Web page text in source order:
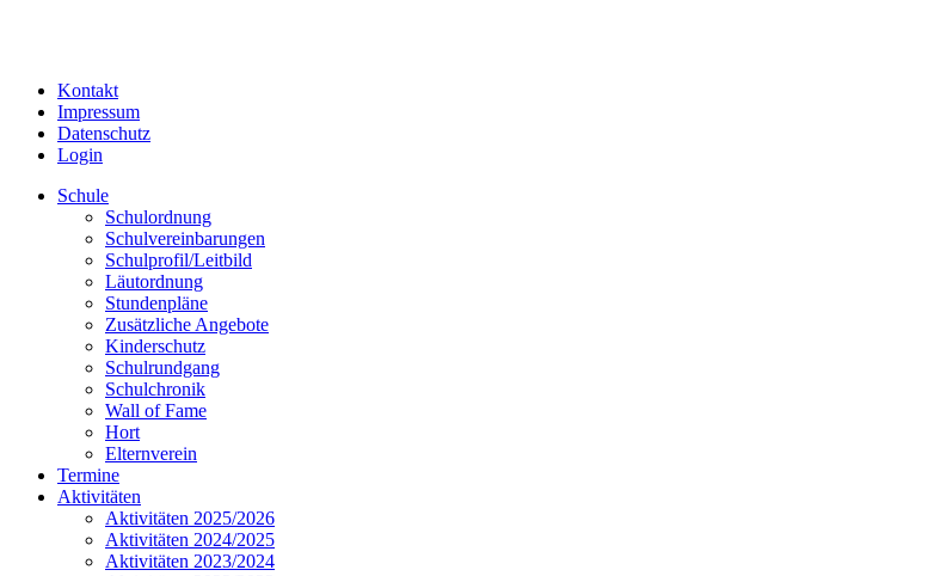
Kontakt
Impressum
Datenschutz
Login
Schule
Schulordnung
Schulvereinbarungen
Schulprofil/Leitbild
Läutordnung
Stundenpläne
Zusätzliche Angebote
Kinderschutz
Schulrundgang
Schulchronik
Wall of Fame
Hort
Elternverein
Termine
Aktivitäten
Aktivitäten 2025/2026
Aktivitäten 2024/2025
Aktivitäten 2023/2024